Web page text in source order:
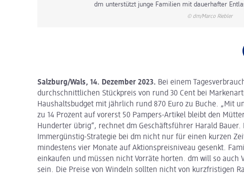
dm unterstützt junge Familien mit dauerhafter
© dm/Marco Riebler
Salzburg/Wals, 14. Dezember 2023. Bei einem
durchschnittlichen Stückpreis von rund 30 Cent bei
Haushaltsbudget mit jährlich rund 870 Euro zu Buche. „Mit
zu 14 Prozent auf vorerst 50 Pampers-Artikel bleibt den
Hunderter übrig“, rechnet dm Geschäftsführer Harald Bauer.
Immergünstig-Strategie bei dm nicht nur für einen kurzen
mindestens vier Monate auf Aktionspreisniveau gesenkt.
einkaufen und müssen nicht Vorräte horten. dm will so
sein. Die Preise von Windeln sollten nicht von kurzfristigen